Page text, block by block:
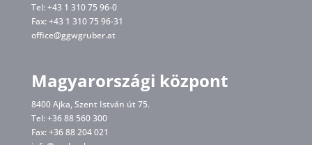
Tel: +43 1 310 75 96-0
Fax: +43 1 310 75 96-31
office@ggwgruber.at
Magyarországi központ
8400 Ajka, Szent István út 75.
Tel: +36 88 560 300
Fax: +36 88 204 021